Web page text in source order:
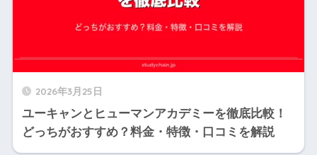
2026年3月25日
ユーキャンとヒューマンアカデミーを徹底比較！
どっちがおすすめ？料金・特徴・口コミを解説